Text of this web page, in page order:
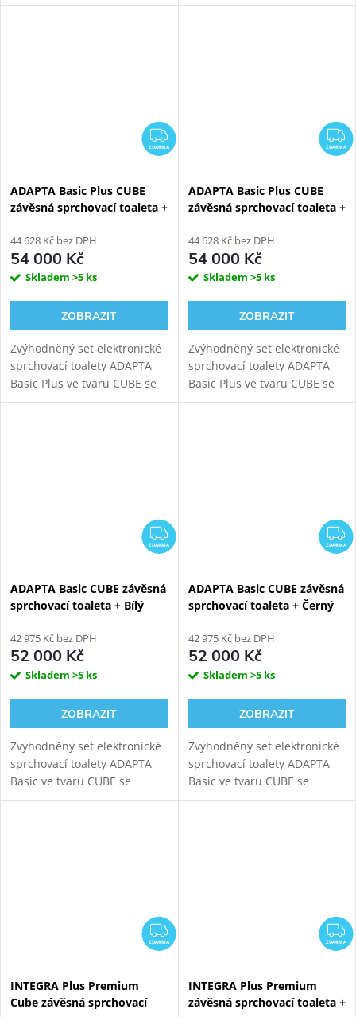
toaleta WATERGATE ADAPTA
toaleta WATERGATE ADAPTA
ZDARMA
ZDARMA
ADAPTA Basic Plus CUBE
závěsná sprchovací toaleta +
44 628 Kč bez DPH
54 000 Kč
Skladem >5 ks
ZOBRAZIT
Zvýhodněný set elektronické
sprchovací toalety ADAPTA
Basic Plus ve tvaru CUBE se
samonosným bílým
ZDARMA
ADAPTA Basic Plus CUBE
závěsná sprchovací toaleta +
KBBW
44 628 Kč bez DPH
54 000 Kč
Skladem >5 ks
ZOBRAZIT
Zvýhodněný set elektronické
sprchovací toalety ADAPTA
Basic Plus ve tvaru CUBE se
samonosným černým
ZDARMA
ZDARMA
ADAPTA Basic CUBE závěsná
sprchovací toaleta + Bílý
42 975 Kč bez DPH
52 000 Kč
Skladem >5 ks
ZOBRAZIT
Zvýhodněný set elektronické
sprchovací toalety ADAPTA
Basic ve tvaru CUBE se
samonosným bílým
ZDARMA
ADAPTA Basic CUBE závěsná
sprchovací toaleta + Černý
42 975 Kč bez DPH
52 000 Kč
Skladem >5 ks
ZOBRAZIT
Zvýhodněný set elektronické
sprchovací toalety ADAPTA
Basic ve tvaru CUBE se
samonosným černým
ZDARMA
ZDARMA
INTEGRA Plus Premium
Cube závěsná sprchovací
ZDARMA
INTEGRA Plus Premium
závěsná sprchovací toaleta +